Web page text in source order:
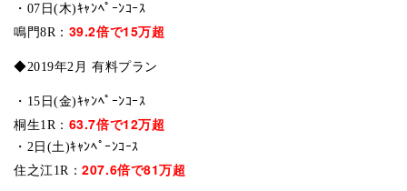
・07日(木)ｷｬﾝﾍﾟｰﾝｺｰｽ
鳴門8R： 39.2倍で15万超
◆2019年2月 有料プラン
・15日(金)ｷｬﾝﾍﾟｰﾝｺｰｽ
桐生1R： 63.7倍で12万超
・2日(土)ｷｬﾝﾍﾟｰﾝｺｰｽ
住之江1R：207.6倍で81万超